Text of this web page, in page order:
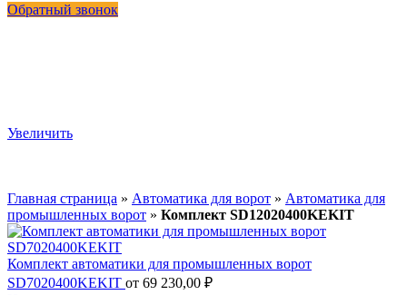
Обратный звонок
Увеличить
Главная страница » Автоматика для ворот » Автоматика для
промышленных ворот » Комплект SD12020400KEKIT
Комплект автоматики для промышленных ворот
SD7020400KEKIT от 69 230,00 ₽